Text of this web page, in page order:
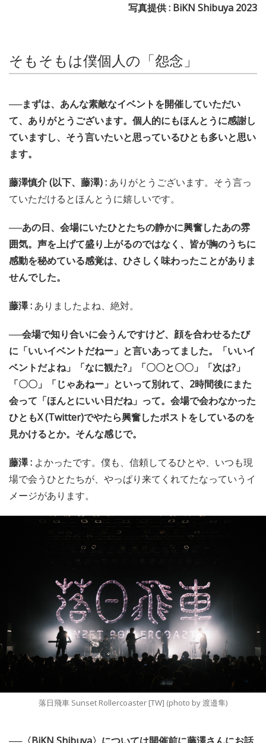
写真提供 : BiKN Shibuya 2023
そもそもは僕個人の「怨念」
──まずは、あんな素敵なイベントを開催していただい
て、ありがとうございます。個人的にもほんとうに感謝し
ていますし、そう言いたいと思っているひとも多いと思い
ます。
藤澤慎介 (以下、藤澤) : ありがとうございます。そう言っ
ていただけるとほんとうに嬉しいです。
──あの日、会場にいたひとたちの静かに興奮したあの雰
囲気。声を上げて盛り上がるのではなく、皆が胸のうちに
感動を秘めている感覚は、ひさしく味わったことがありま
せんでした。
藤澤 : ありましたよね、絶対。
──会場で知り合いに会うんですけど、顔を合わせるたび
に「いいイベントだねー」と言いあってました。「いいイ
ベントだよね」「なに観た?」「〇〇と〇〇」「次は?」
「〇〇」「じゃあねー」といって別れて、2時間後にまた
会って「ほんとにいい日だね」って。会場で会わなかった
ひともX (Twitter)でやたら興奮したポストをしているのを
見かけるとか。そんな感じで。
藤澤 : よかったです。僕も、信頼してるひとや、いつも現
場で会うひとたちが、やっぱり来てくれてたなっていうイ
メージがあります。
落日飛車 Sunset Rollercoaster [TW] (photo by 渡邉隼)